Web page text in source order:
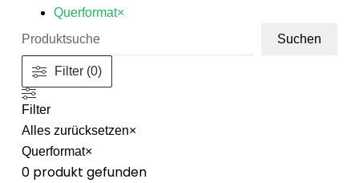
Querformat×
Suche
Suchen
Filter (0)
Filter
Alles zurücksetzen×
Querformat×
0produkt gefunden